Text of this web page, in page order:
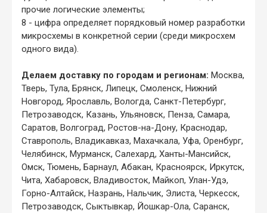
прочие логические элементы;
8 - цифра определяет порядковый номер разработки
микросхемы в конкретной серии (среди микросхем
одного вида).
Делаем доставку по городам и регионам: Москва,
Тверь, Тула, Брянск, Липецк, Смоленск, Нижний
Новгород, Ярославль, Вологда, Санкт-Петербург,
Петрозаводск, Казань, Ульяновск, Пенза, Самара,
Саратов, Волгоград, Ростов-на-Дону, Краснодар,
Ставрополь, Владикавказ, Махачкала, Уфа, Оренбург,
Челябинск, Мурманск, Салехард, Ханты-Мансийск,
Омск, Тюмень, Барнаул, Абакан, Красноярск, Иркутск,
Чита, Хабаровск, Владивосток, Майкоп, Улан-Удэ,
Горно-Алтайск, Назрань, Нальчик, Элиста, Черкесск,
Петрозаводск, Сыктывкар, Йошкар-Ола, Саранск,